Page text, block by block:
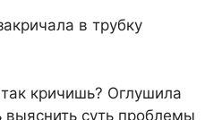
в трубку
кричишь? Оглушила
суть проблемы